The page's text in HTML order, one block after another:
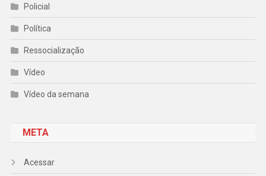
Policial
Política
Ressocialização
Vídeo
Vídeo da semana
META
Acessar